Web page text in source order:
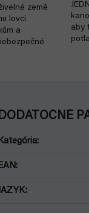
země
lovci
a
aby
:
:
: